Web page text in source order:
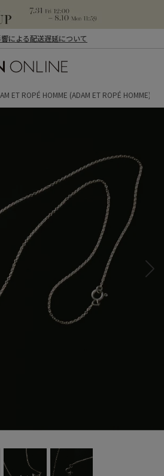
による配送遅延について
ET ROPÉ HOMME (ADAM ET ROPÉ HOMME)